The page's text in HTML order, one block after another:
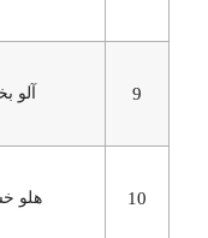
9 آلو
10 هلو